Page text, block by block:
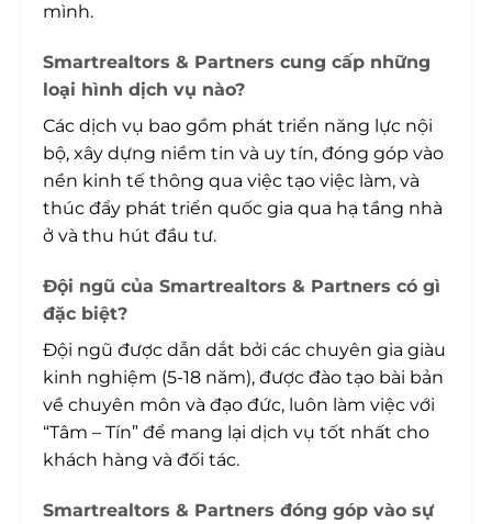
mình.
Smartrealtors & Partners cung cấp những
loại hình dịch vụ nào?
Các dịch vụ bao gồm phát triển năng lực nội
bộ, xây dựng niềm tin và uy tín, đóng góp vào
nền kinh tế thông qua việc tạo việc làm, và
thúc đẩy phát triển quốc gia qua hạ tầng nhà
ở và thu hút đầu tư.
Đội ngũ của Smartrealtors & Partners có gì
đặc biệt?
Đội ngũ được dẫn dắt bởi các chuyên gia giàu
kinh nghiệm (5-18 năm), được đào tạo bài bản
về chuyên môn và đạo đức, luôn làm việc với
“Tâm – Tín” để mang lại dịch vụ tốt nhất cho
khách hàng và đối tác.
Smartrealtors & Partners đóng góp vào sự